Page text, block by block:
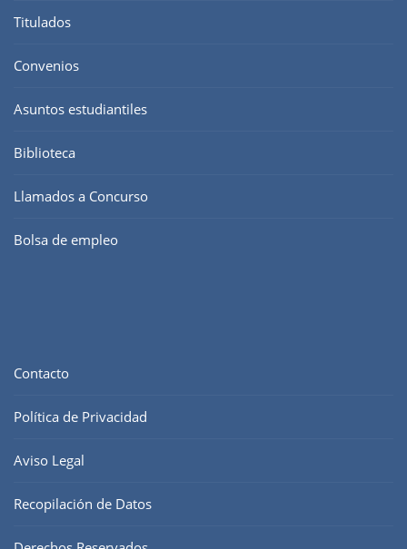
Titulados
Convenios
Asuntos estudiantiles
Biblioteca
Llamados a Concurso
Bolsa de empleo
Contacto
Política de Privacidad
Aviso Legal
Recopilación de Datos